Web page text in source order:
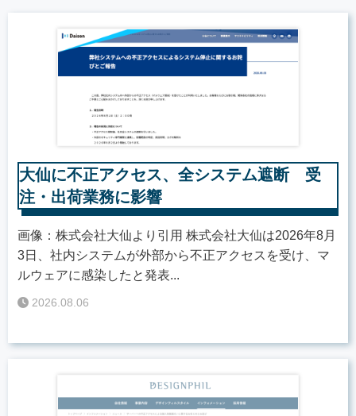
大仙に不正アクセス、全システム遮断 受
注・出荷業務に影響
画像：株式会社大仙より引用 株式会社大仙は2026年8月
3日、社内システムが外部から不正アクセスを受け、マ
ルウェアに感染したと発表...
2026.08.06